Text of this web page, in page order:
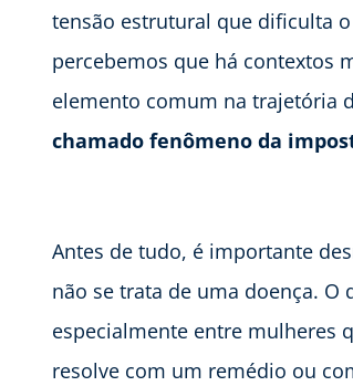
tensão estrutural que dificulta
percebemos que há contextos
elemento comum na trajetória
chamado fenômeno da
Antes de tudo, é importante
não se trata de uma doença. O
especialmente entre mulheres
resolve com um remédio ou